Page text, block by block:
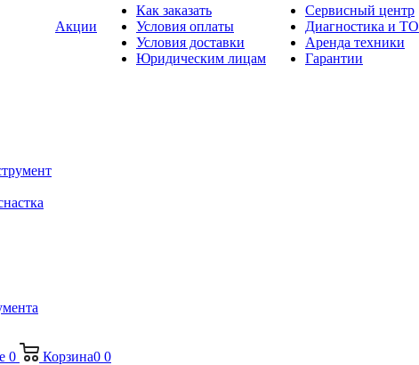
Акции
Как заказать
Условия оплаты
Условия доставки
Юридическим лицам
Сервисный центр
Диагностика и ТО
Аренда техники
Гарантии
0 Корзина0 0